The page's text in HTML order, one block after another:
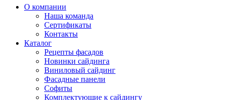
О компании
Наша команда
Сертификаты
Контакты
Каталог
Рецепты фасадов
Новинки сайдинга
Виниловый сайдинг
Фасадные панели
Софиты
Комплектующие к сайдингу